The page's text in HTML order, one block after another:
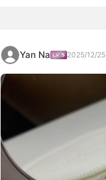
Yan Na 2025/12/25